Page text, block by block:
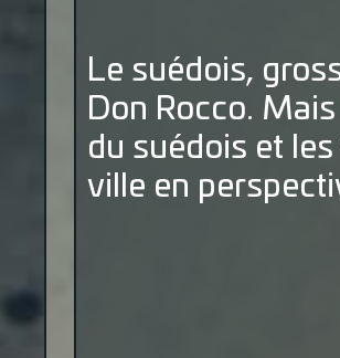
Le suédois,
Don Rocco.
du suédois et
ville en